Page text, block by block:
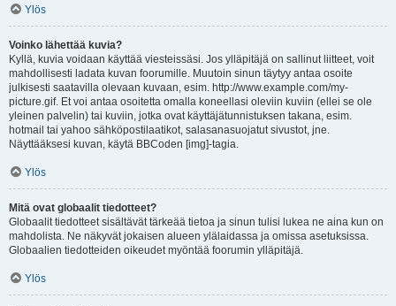
Ylös
Voinko lähettää kuvia?
Kyllä, kuvia voidaan käyttää viesteissäsi. Jos ylläpitäjä on sallinut liitteet, voit
mahdollisesti ladata kuvan foorumille. Muutoin sinun täytyy antaa osoite
julkisesti saatavilla olevaan kuvaan, esim. http://www.example.com/my-
picture.gif. Et voi antaa osoitetta omalla koneellasi oleviin kuviin (ellei se ole
yleinen palvelin) tai kuviin, jotka ovat käyttäjätunnistuksen takana, esim.
hotmail tai yahoo sähköpostilaatikot, salasanasuojatut sivustot, jne.
Näyttääksesi kuvan, käytä BBCoden [img]-tagia.
Ylös
Mitä ovat globaalit tiedotteet?
Globaalit tiedotteet sisältävät tärkeää tietoa ja sinun tulisi lukea ne aina kun on
mahdolista. Ne näkyvät jokaisen alueen ylälaidassa ja omissa asetuksissa.
Globaalien tiedotteiden oikeudet myöntää foorumin ylläpitäjä.
Ylös